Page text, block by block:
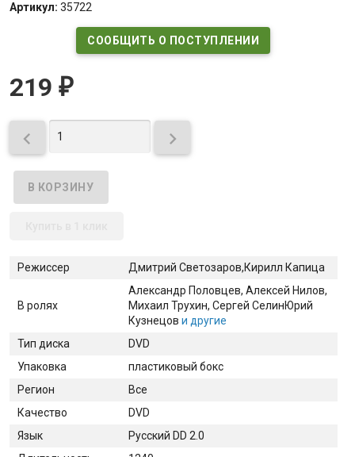
Артикул: 35722
СООБЩИТЬ О ПОСТУПЛЕНИИ
219 ₽
 
Режиссер Дмитрий Светозаров,Кирилл Капица
В ролях
Александр Половцев, Алексей Нилов,
Михаил Трухин, Сергей СелинЮрий
Кузнецов и другие
Тип диска
DVD
Упаковка
пластиковый бокс
Регион
Все
Качество
DVD
Язык
Русский DD 2.0